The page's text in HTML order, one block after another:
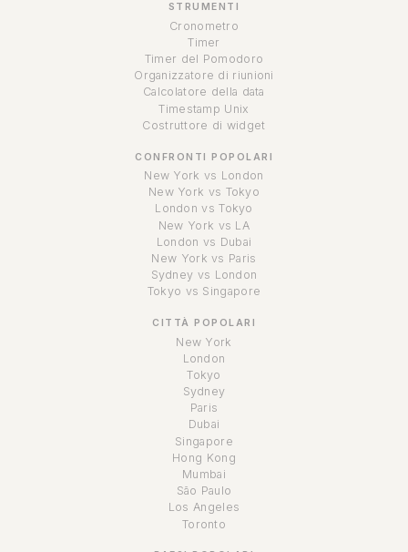
STRUMENTI
Cronometro
Timer
Timer del Pomodoro
Organizzatore di riunioni
Calcolatore della data
Timestamp Unix
Costruttore di widget
CONFRONTI POPOLARI
New York vs London
New York vs Tokyo
London vs Tokyo
New York vs LA
London vs Dubai
New York vs Paris
Sydney vs London
Tokyo vs Singapore
CITTÀ POPOLARI
New York
London
Tokyo
Sydney
Paris
Dubai
Singapore
Hong Kong
Mumbai
São Paulo
Los Angeles
Toronto